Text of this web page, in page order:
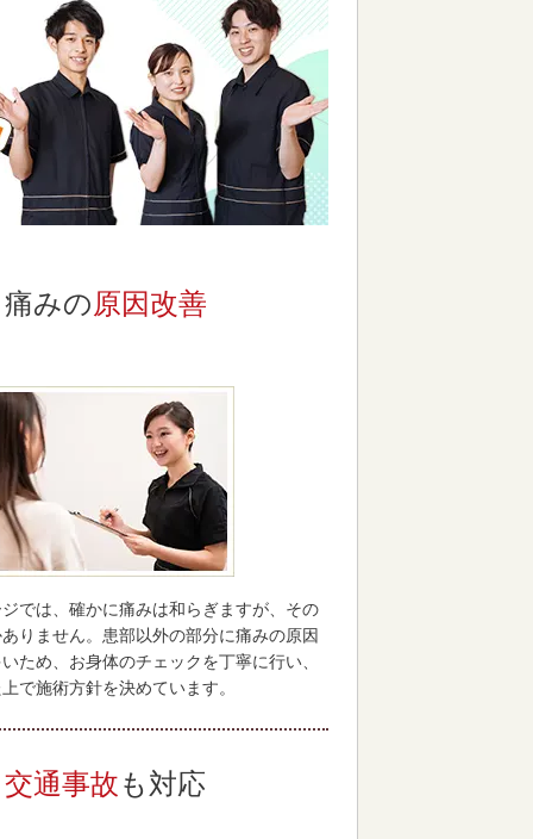
痛みの原因改善
では、確かに痛みは和らぎますが、その
りません。患部以外の部分に痛みの原因
ため、お身体のチェックを丁寧に行い、
で施術方針を決めています。
交通事故も対応